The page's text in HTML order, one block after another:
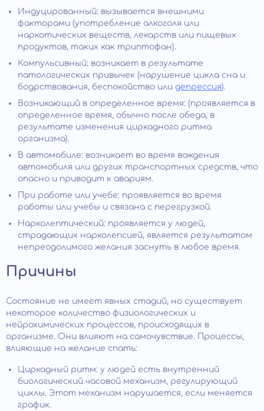
Индуцированный: вызывается внешними
факторами (употребление алкоголя или
наркотических веществ, лекарств или пищевых
продуктов, таких как триптофан).
Компульсивный: возникает в результате
патологических привычек (нарушение цикла сна и
бодрствования, беспокойство или депрессия).
Возникающий в определенное время: (проявляется в
определенное время, обычно после обеда, в
результате изменения циркадного ритма
организма).
В автомобиле: возникает во время вождения
автомобиля или других транспортных средств, что
опасно и приводит к авариям.
При работе или учебе: проявляется во время
работы или учебы и связана с перегрузкой.
Нарколептический: проявляется у людей,
страдающих нарколепсией, является результатом
непреодолимого желания заснуть в любое время.
Причины
Состояние не имеет явных стадий, но существует
некоторое количество физиологических и
нейрохимических процессов, происходящих в
организме. Они влияют на самочувствие. Процессы,
влияющие на желание спать:
Циркадный ритм: у людей есть внутренний
биологический часовой механизм, регулирующий
циклы. Этот механизм нарушается, если меняется
график.